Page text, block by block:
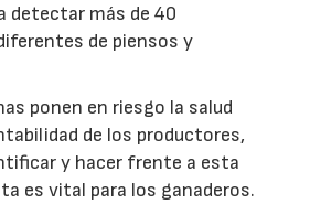
detectar más de 40
de piensos y
ponen en riesgo la salud
de los productores,
y hacer frente a esta
es vital para los ganaderos.